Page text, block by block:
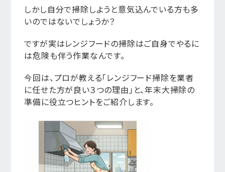
しかし自分で掃除しようと意気込んでいる方も多
いのではないでしょうか？
ですが実はレンジフードの掃除はご自身でやるに
は危険も伴う作業なんです。
今回は、プロが教える「レンジフード掃除を業者
に任せた方が良い３つの理由」と、年末大掃除の
準備に役立つヒントをご紹介します。